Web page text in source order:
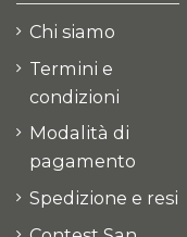
Chi siamo
Termini e
condizioni
Modalità di
pagamento
Spedizione e resi